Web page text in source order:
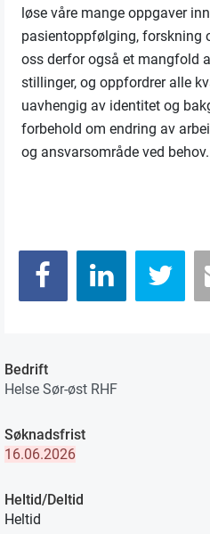
løse våre mange oppgaver
pasientoppfølging, forskning
oss derfor også et mangfold
stillinger, og oppfordrer alle
uavhengig av identitet og
forbehold om endring av
og ansvarsområde ved behov.
Bedrift
Helse Sør-øst RHF
Søknadsfrist
16.06.2026
Heltid/Deltid
Heltid